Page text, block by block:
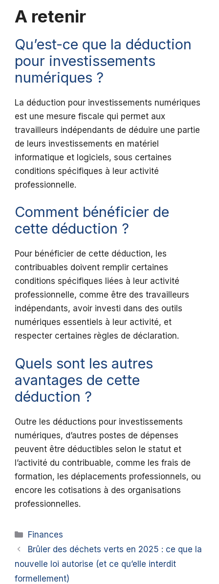
A retenir
Qu’est-ce que la déduction
pour investissements
numériques ?
La déduction pour investissements numériques
est une mesure fiscale qui permet aux
travailleurs indépendants de déduire une partie
de leurs investissements en matériel
informatique et logiciels, sous certaines
conditions spécifiques à leur activité
professionnelle.
Comment bénéficier de
cette déduction ?
Pour bénéficier de cette déduction, les
contribuables doivent remplir certaines
conditions spécifiques liées à leur activité
professionnelle, comme être des travailleurs
indépendants, avoir investi dans des outils
numériques essentiels à leur activité, et
respecter certaines règles de déclaration.
Quels sont les autres
avantages de cette
déduction ?
Outre les déductions pour investissements
numériques, d’autres postes de dépenses
peuvent être déductibles selon le statut et
l’activité du contribuable, comme les frais de
formation, les déplacements professionnels, ou
encore les cotisations à des organisations
professionnelles.
Catégories
Finances
Brûler des déchets verts en 2025 : ce que la
nouvelle loi autorise (et ce qu’elle interdit
formellement)